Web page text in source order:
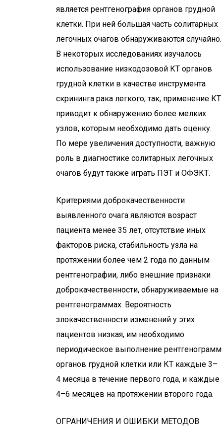
является рентгенография органов грудной
клетки. При ней большая часть солитарных
легочных очагов обнаруживаются случайно.
В некоторых исследованиях изучалось
использование низкодозовой КТ органов
грудной клетки в качестве инструмента
скрининга рака легкого; так, применение КТ
приводит к обнаружению более мелких
узлов, которым необходимо дать оценку.
По мере увеличения доступности, важную
роль в диагностике солитарных легочных
очагов будут также играть ПЭТ и ОФЭКТ.
Критериями доброкачественности
выявленного очага являются возраст
пациента менее 35 лет, отсутствие иных
факторов риска, стабильность узла на
протяжении более чем 2 года по данным
рентгенографии, либо внешние признаки
доброкачественности, обнаруживаемые на
рентгенограммах. Вероятность
злокачественности изменений у этих
пациентов низкая, им необходимо
периодическое выполнение рентгенограмм
органов грудной клетки или КТ каждые 3–
4 месяца в течение первого года, и каждые
4–6 месяцев на протяжении второго года.
ОГРАНИЧЕНИЯ И ОШИБКИ МЕТОДОВ